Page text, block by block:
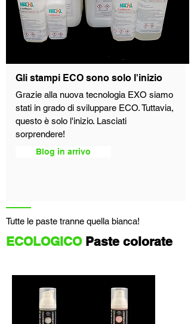
Gli stampi ECO sono solo l'inizio
Grazie alla nuova tecnologia EXO siamo
stati in grado di sviluppare ECO. Tuttavia,
questo è solo l'inizio. Lasciati
sorprendere!
Blog in arrivo
Tutte le paste tranne quella bianca!
ECOLOGICO Paste colorate